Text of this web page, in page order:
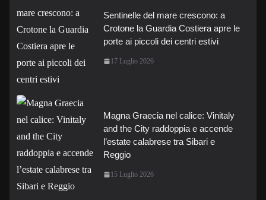
Sentinelle del mare crescono: a
Crotone la Guardia Costiera apre le
porte ai piccoli dei centri estivi
17 Luglio 2026
Magna Graecia nel calice: Vinitaly
and the City raddoppia e accende
l’estate calabrese tra Sibari e
Reggio
15 Luglio 2026